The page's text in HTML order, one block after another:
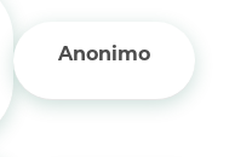
Anonimo